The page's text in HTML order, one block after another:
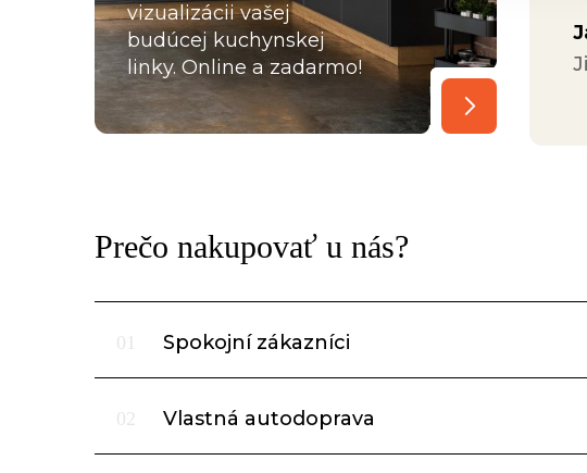
vizualizácii vašej
budúcej kuchynskej
linky. Online a zadarmo!
Prečo nakupovať u nás?
01 Spokojní zákazníci
02 Vlastná autodoprava